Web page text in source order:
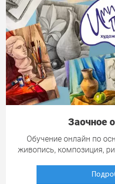
Заочное
Обучение онлайн по
живопись, композиция,